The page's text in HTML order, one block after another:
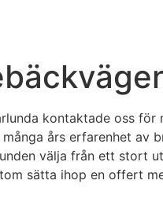
kontaktade oss för
års erfarenhet av
välja från ett stort
sätta ihop en offert